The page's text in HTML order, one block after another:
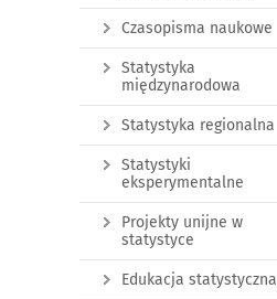
Czasopisma naukowe
Statystyka
międzynarodowa
Statystyka regionalna
Statystyki
eksperymentalne
Projekty unijne w
statystyce
Edukacja statystyczna